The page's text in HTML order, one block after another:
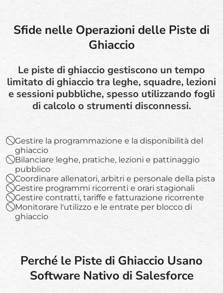
Sfide nelle Operazioni delle Piste di
Ghiaccio
Le piste di ghiaccio gestiscono un tempo
limitato di ghiaccio tra leghe, squadre, lezioni
e sessioni pubbliche, spesso utilizzando fogli
di calcolo o strumenti disconnessi.
Gestire la programmazione e la disponibilità del
ghiaccio
Bilanciare leghe, pratiche, lezioni e pattinaggio
pubblico
Coordinare allenatori, arbitri e personale della pista
Gestire programmi ricorrenti e orari stagionali
Gestire contratti, tariffe e fatturazione ricorrente
Monitorare l'utilizzo e le entrate per blocco di
ghiaccio
Perché le Piste di Ghiaccio Usano
Software Nativo di Salesforce